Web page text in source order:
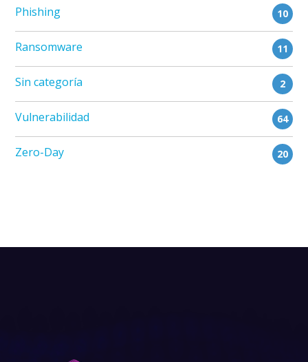
Phishing 10
Ransomware 11
Sin categoría 2
Vulnerabilidad 64
Zero-Day 20